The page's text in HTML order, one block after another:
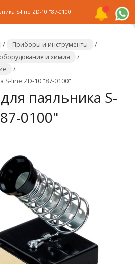
S-line ZD-10 "87-0100"
/ Приборы и инструменты
/
и химия
/
/
S-line ZD-10 "87-0100"
паяльника S-
0100"